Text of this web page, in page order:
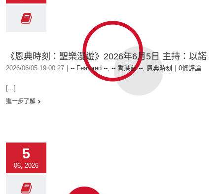
《恩典時刻：聖樂漫遊》2026年6月5日 主持：以諾
2026/06/05 19:00:27 -- Featured --, -- 香港台 --, 恩典時刻 0條評論
[...]
進一步了解
5
06, 2026